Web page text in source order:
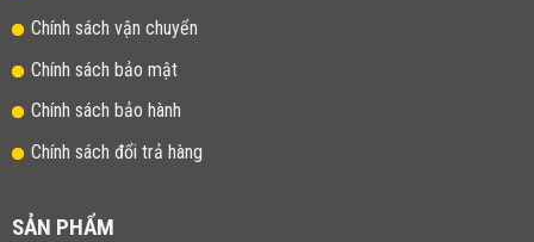
Chính sách vận chuyển
Chính sách bảo mật
Chính sách bảo hành
Chính sách đổi trả hàng
SẢN PHẨM